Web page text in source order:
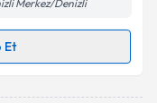
Merkez/Denizli
Et